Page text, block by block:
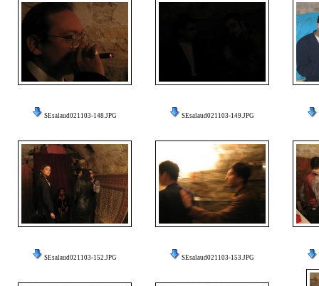
SEsalaud021103-148.JPG SEsalaud021103-149.JPG
SEsalaud021103-152.JPG SEsalaud021103-153.JPG